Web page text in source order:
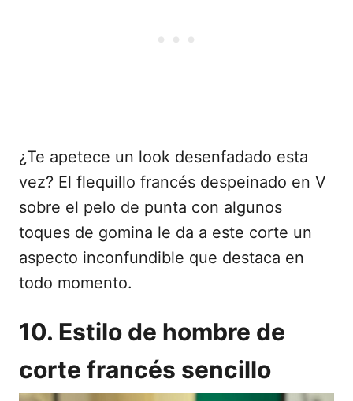
¿Te apetece un look desenfadado esta
vez? El flequillo francés despeinado en V
sobre el pelo de punta con algunos
toques de gomina le da a este corte un
aspecto inconfundible que destaca en
todo momento.
10. Estilo de hombre de
corte francés sencillo